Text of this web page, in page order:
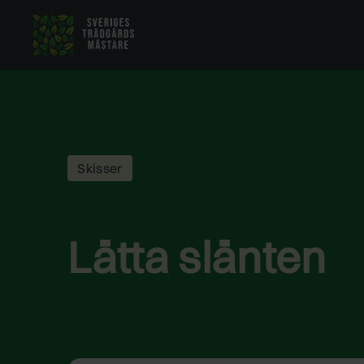
innehåll
Skisser
Lätta slänten